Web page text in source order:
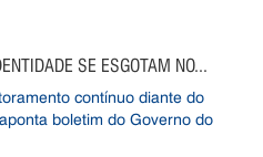
SE ESGOTAM NO...